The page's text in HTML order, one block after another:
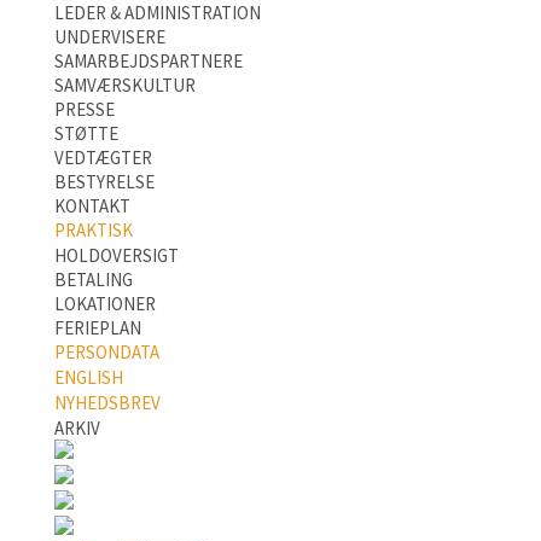
LEDER & ADMINISTRATION
UNDERVISERE
SAMARBEJDSPARTNERE
SAMVÆRSKULTUR
PRESSE
STØTTE
VEDTÆGTER
BESTYRELSE
KONTAKT
PRAKTISK
HOLDOVERSIGT
BETALING
LOKATIONER
FERIEPLAN
PERSONDATA
ENGLISH
NYHEDSBREV
ARKIV